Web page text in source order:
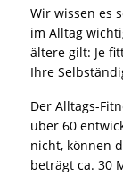
Wir wissen es
im Alltag
ältere gilt: Je
Ihre
Der Alltags-
über 60
nicht, können
beträgt ca. 30